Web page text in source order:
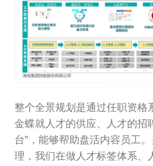
整个全景规划是通过任职资格
金蝶就人才的供应、人才的招
台”，能够帮助盘活内容员工
理，我们在做人才标签体系、